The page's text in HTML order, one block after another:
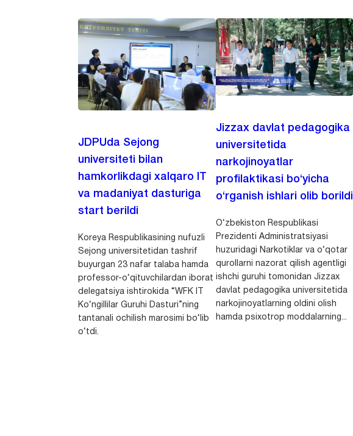
JDPUda Sejong
universiteti bilan
hamkorlikdagi xalqaro IT
va madaniyat dasturiga
start berildi
Koreya Respublikasining nufuzli
Sejong universitetidan tashrif
buyurgan 23 nafar talaba hamda
professor-o‘qituvchilardan iborat
delegatsiya ishtirokida “WFK IT
Ko‘ngillilar Guruhi Dasturi”ning
tantanali ochilish marosimi bo‘lib
o‘tdi.
Jizzax davlat pedagogika
universitetida
narkojinoyatlar
profilaktikasi bo‘yicha
o‘rganish ishlari olib borildi
O‘zbekiston Respublikasi
Prezidenti Administratsiyasi
huzuridagi Narkotiklar va o‘qotar
qurollarni nazorat qilish agentligi
ishchi guruhi tomonidan Jizzax
davlat pedagogika universitetida
narkojinoyatlarning oldini olish
hamda psixotrop moddalarning...